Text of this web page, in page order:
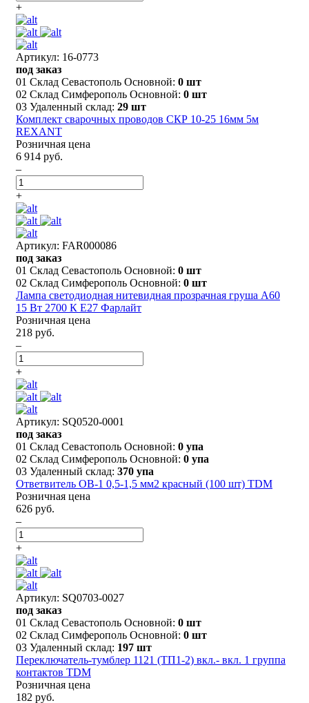
+
Артикул: 16-0773
под заказ
01 Склад Севастополь Основной: 0 шт
02 Склад Симферополь Основной: 0 шт
03 Удаленный склад: 29 шт
Комплект сварочных проводов СКР 10-25 16мм 5м
REXANT
Розничная цена
6 914 руб.
–
+
Артикул: FAR000086
под заказ
01 Склад Севастополь Основной: 0 шт
02 Склад Симферополь Основной: 0 шт
Лампа светодиодная нитевидная прозрачная груша А60
15 Вт 2700 К Е27 Фарлайт
Розничная цена
218 руб.
–
+
Артикул: SQ0520-0001
под заказ
01 Склад Севастополь Основной: 0 упа
02 Склад Симферополь Основной: 0 упа
03 Удаленный склад: 370 упа
Ответвитель ОВ-1 0,5-1,5 мм2 красный (100 шт) TDM
Розничная цена
626 руб.
–
+
Артикул: SQ0703-0027
под заказ
01 Склад Севастополь Основной: 0 шт
02 Склад Симферополь Основной: 0 шт
03 Удаленный склад: 197 шт
Переключатель-тумблер 1121 (ТП1-2) вкл.- вкл. 1 группа
контактов TDM
Розничная цена
182 руб.